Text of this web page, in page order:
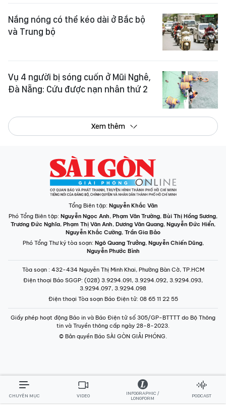
Nắng nóng có thể kéo dài ở Bắc bộ
và Trung bộ
Vụ 4 người bị sóng cuốn ở Mũi Nghê,
Đà Nẵng: Cứu được nạn nhân thứ 2
Xem thêm
Tổng Biên tập: Nguyễn Khắc Văn
Phó Tổng Biên tập: Nguyễn Ngọc Anh, Phạm Văn Trường, Bùi Thị Hồng Sương,
Trương Đức Nghĩa, Phạm Thị Vân Anh, Dương Văn Quang, Nguyễn Đức Hiển,
Nguyễn Khắc Cường, Trần Gia Bảo
Phó Tổng Thư ký tòa soạn: Ngô Quang Trưởng, Nguyễn Chiến Dũng,
Nguyễn Phước Bình
Tòa soạn : 432-434 Nguyễn Thị Minh Khai, Phường Bàn Cờ, TP.HCM
Điện thoại Báo SGGP: (028) 3.9294.091, 3.9294.092, 3.9294.093,
3.9294.097, 3.9294.098
Điện thoại Tòa soạn Báo Điện tử: 08 65 11 22 55
Giấy phép hoạt động Báo in và Báo Điện tử số 305/GP-BTTTT do Bộ Thông
tin và Truyền thông cấp ngày 28-8-2023.
© Bản quyền Báo SÀI GÒN GIẢI PHÓNG.
CHUYÊN MỤC VIDEO
INFOGRAPHIC /
LONGFORM
PODCAST